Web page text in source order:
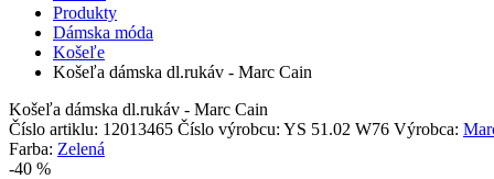
Produkty
Dámska móda
Košeľe
Košeľa dámska dl.rukáv - Marc Cain
Košeľa dámska dl.rukáv - Marc Cain
Číslo artiklu: 12013465 Číslo výrobcu: YS 51.02 W76 Výrobca:
Farba: Zelená
-40 %